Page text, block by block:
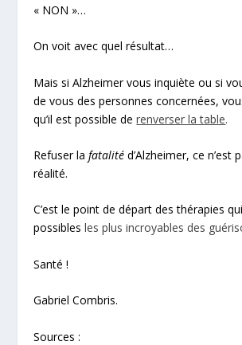
« NON »…
On voit avec quel résultat…
Mais si Alzheimer vous inquiète ou si
de vous des personnes concernées,
qu’il est possible derenverser la table.
Refuser lafatalité d’Alzheimer, ce n’est
réalité.
C’est le point de départ des thérapies
possiblesles plus incroyables des
Santé !
Gabriel Combris.
Sources :